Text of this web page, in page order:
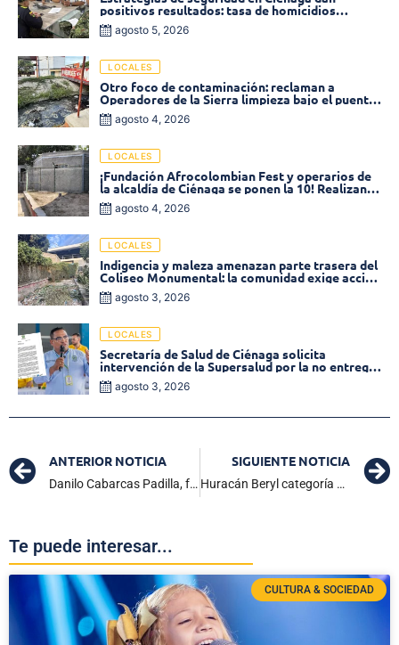
positivos resultados: tasa de homicidios
disminuyó un 58% en 2026
agosto 5, 2026
LOCALES
Otro foco de contaminación: reclaman a
Operadores de la Sierra limpieza bajo el puente
de la calle 19 con carrera 11
agosto 4, 2026
LOCALES
¡Fundación Afrocolombian Fest y operarios de
la alcaldía de Ciénaga se ponen la 10! Realizan
limpieza de la parte posterior del Coliseo
Monumental
agosto 4, 2026
LOCALES
Indigencia y maleza amenazan parte trasera del
Coliseo Monumental: la comunidad exige acción
inmediata!
agosto 3, 2026
LOCALES
Secretaría de Salud de Ciénaga solicita
intervención de la Supersalud por la no entrega
de medicamentos en las EPS
agosto 3, 2026
ANTERIOR NOTICIA
Danilo Cabarcas Padilla, fue el hombre asesinado a bala en San Pablo
SIGUIENTE NOTICIA
Huracán Beryl categoría 5: Lluvias en el Caribe
Te puede interesar...
CULTURA & SOCIEDAD